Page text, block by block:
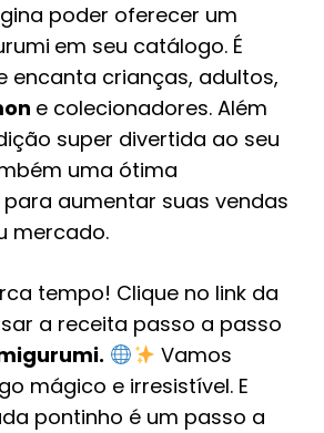
poder oferecer um
em seu catálogo. É
encanta crianças, adultos,
e colecionadores. Além
super divertida ao seu
uma ótima
aumentar suas vendas
mercado.
tempo! Clique no link da
a receita passo a passo
Vamos
mágico e irresistível. E
pontinho é um passo a